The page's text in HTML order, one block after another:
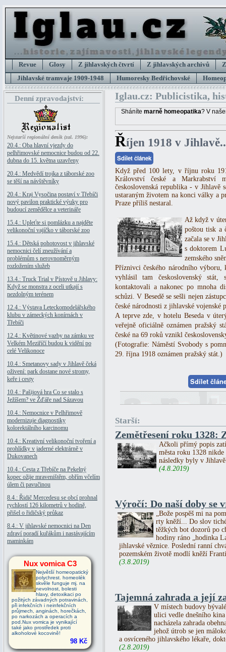
Revue Glosy Z jihlavských čtvrtí Z jihlavských archivů
Jihlavské tramvaje 1909-1948
Humoresky Bedřichovské
Denní zpravodajství:
Nejstarší regionální deník (zal. 1996):
20.4.: Oba hlavní vjezdy do
pelhřimovské nemocnice budou od 22.
dubna do 15. května uzavřeny
20.4.: Medvědí trojka z táborské zoo
se těší na návštěvníky
20.4.: Kraj Vysočina postaví v Třebíči
nový pavilon praktické výuky pro
budoucí zemědělce a veterináře
15.4.: Upleťte si pomlázku a najděte
velikonoční vajíčko v táborské zoo
15.4.: Dětská pohotovost v jihlavské
nemocnici čelí zneužívání a
problémům s nerovnoměrným
rozložením služeb
13.4.: Truck Trial v Pístově u Jihlavy:
Když se monstra z oceli utkají s
nezdolným terénem
12.4.: Výstava Leteckomodelářského
klubu v zámeckých konírnách v
Třebíči
12.4.: Květinové vazby na zámku ve
Velkém Meziříčí budou k vidění po
celé Velikonoce
10.4.: Smetanovy sady v Jihlavě čeká
oživení: park dostane nové stromy,
keře i cesty
10.4.: Pašijová hra Co se stalo s
Ježíšem? ve Žďáře nad Sázavou
10.4.: Nemocnice v Pelhřimově
modernizuje diagnostiky
kolorektálního karcinomu
10.4.: Kreativní velikonoční tvoření a
prohlídky v jaderné elektrárně v
Dukovanech
10.4.: Cesta z Třebíče na Pekelný
kopec ožije mraveništěm, obřím včelím
úlem či pavučinou
8.4.: Řidič Mercedesu se obcí prohnal
rychlostí 126 kilometrů v hodině,
přišel o řidičský průkaz
8.4.: V jihlavské nemocnici na Den
zdraví poradí kuřákům i nastávajícím
maminkám
Nux vomica C3
Největší homeopatický
polychrest. homeolék
skvěle funguje mj. na
nevolnost, bolesti
hlavy, detoxikaci po
požitých závadných potravinách,
při infekčních i neinfekčních
průjmech, anginách, horečkách,
po narkozách a operacích a
pod.Nux vomica je vynikající
také jako prostředek proti
alkoholové kocovině!
98 Kč
Iglau.cz: Publicistika,
Sháníte marně homeopatika? V
Říjen 1918 v
Sdílet článek
Když před 100 lety, v říjnu roku
Království české a Markrabství
československá republika - v
ustaraným životem na konci války a
Praze příliš nestaral.
Až když v
poštou tisk a
začala se v
s doktorem
zemského
Příznivci českého národního
vyhlásil tam československý
kontaktovali a nakonec po mnoha
schůzi. V Besedě se sešli nejen
české národnosti z jihlavské vojenské
A teprve zde, v hotelu Beseda v
veřejně oficiálně oznámen pražský
české na 69 roků vznikl
(Fotografie: Náměstí Svobody s
29. října 1918 oznámen pražský stát.)
Sdílet
Starší:
Zemětřesení roku 1328:
Ačkoli přímý popis
města roku 1328
následky byly v
(4.8.2019)
Výročí: Do naší doby se
„Bože pospěš mi na
rty kněží... Do slov
těžkých bot dozorů po
hodiny ráno „hodinka
jihlavské věznice. Poslední ranní
pozemském životě modlí kněží
(3.8.2019)
Tajemná zahrada a její
V místech budovy
ulici vedle dnešního
nacházela zahrada
jehož útrob se jen
a osvíceného jihlavského lékaře,
(2.8.2019)